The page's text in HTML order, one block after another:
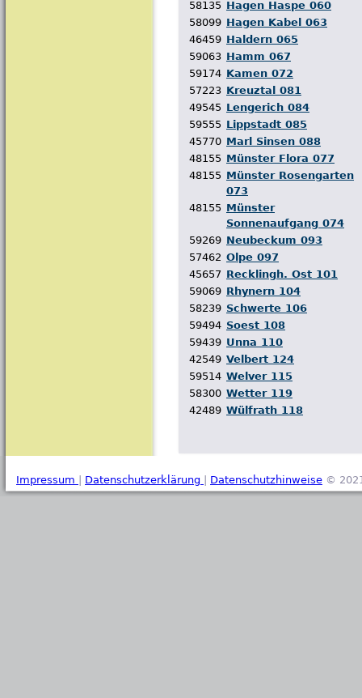
58135 Hagen Haspe 060
58099 Hagen Kabel 063
46459 Haldern 065
59063 Hamm 067
59174 Kamen 072
57223 Kreuztal 081
49545 Lengerich 084
59555 Lippstadt 085
45770 Marl Sinsen 088
48155 Münster Flora 077
48155 Münster Rosengarten
073
48155 Münster
Sonnenaufgang 074
59269 Neubeckum 093
57462 Olpe 097
45657 Recklingh. Ost 101
59069 Rhynern 104
58239 Schwerte 106
59494 Soest 108
59439 Unna 110
42549 Velbert 124
59514 Welver 115
58300 Wetter 119
42489 Wülfrath 118
Impressum | Datenschutzerklärung | Datenschutzhinweise ©